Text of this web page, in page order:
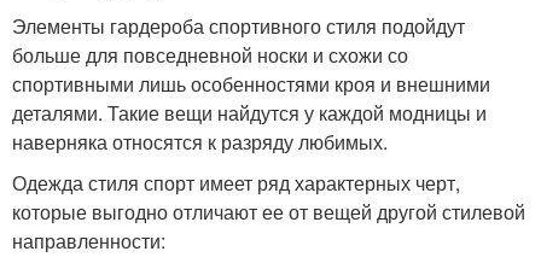
Элементы гардероба спортивного стиля подойдут
больше для повседневной носки и схожи со
спортивными лишь особенностями кроя и внешними
деталями. Такие вещи найдутся у каждой модницы и
наверняка относятся к разряду любимых.
Одежда стиля спорт имеет ряд характерных черт,
которые выгодно отличают ее от вещей другой стилевой
направленности: